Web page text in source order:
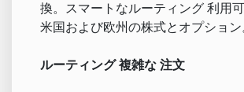
換。スマートなルーティング 利用
米国および欧州の株式とオプション
ルーティング 複雑な 注文